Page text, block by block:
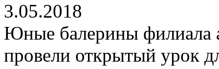
3.05.2018
Юные балерины филиала
провели открытый урок